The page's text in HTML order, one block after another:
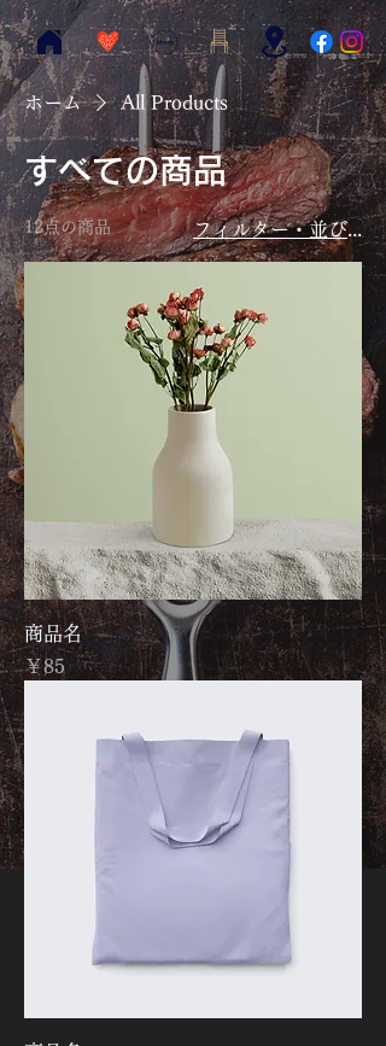
ホーム All Products
すべての商品
12点の商品 フィルター・並び替え
商品名
価格
￥85